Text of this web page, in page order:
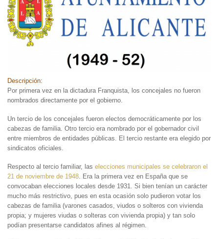
Descripción:
Por primera vez en la dictadura Franquista, los concejales no fueron
nombrados directamente por el gobierno.
Un tercio de los concejales fueron electos democráticamente por los
cabezas de familia. Otro tercio era nombrado por el gobernador civil
entre miembros de entidades públicas. El tercio restante era elegido por
sindicatos oficiales.
Respecto al tercio familiar, las elecciones municipales se celebraron el
21 de noviembre de 1948 . Era la primera vez en España que se
convocaban elecciones locales desde 1931. Si bien tenían un carácter
mucho más restrictivo, pues en esta ocasión solo pudieron votar los
cabezas de familia (varones casados, viudos o solteros con vivienda
propia; y mujeres viudas o solteras con vivienda propia) y tan solo
podían presentarse candidatos afines al régimen.